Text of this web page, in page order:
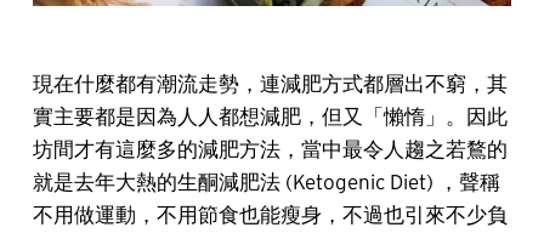
現在什麼都有潮流走勢，連減肥方式都層出不窮，其
實主要都是因為人人都想減肥，但又「懶惰」。因此
坊間才有這麼多的減肥方法，當中最令人趨之若鶩的
就是去年大熱的生酮減肥法 (Ketogenic Diet) ，聲稱
不用做運動，不用節食也能瘦身，不過也引來不少負